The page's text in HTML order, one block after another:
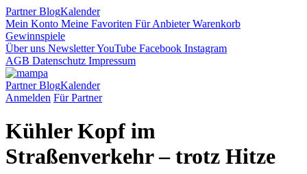
PartnerBlogKalender
Mein Konto Meine Favoriten Für AnbieterWarenkorb
Gewinnspiele
Über uns NewsletterYouTube Facebook Instagram
AGB Datenschutz Impressum
PartnerBlogKalender
Anmelden Für Partner
Kühler Kopf im
Straßenverkehr – trotz Hitze